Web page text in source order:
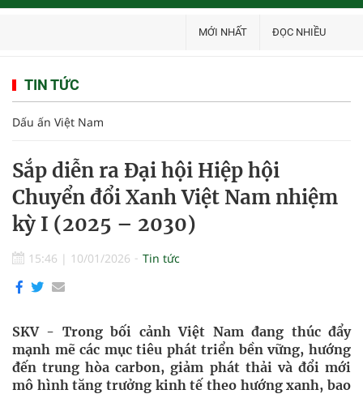
MỚI NHẤT ĐỌC NHIỀU
TIN TỨC
Dấu ấn Việt Nam
Sắp diễn ra Đại hội Hiệp hội
Chuyển đổi Xanh Việt Nam nhiệm
kỳ I (2025 – 2030)
15:46 | 10/01/2026 Tin tức
SKV - Trong bối cảnh Việt Nam đang thúc đẩy
mạnh mẽ các mục tiêu phát triển bền vững, hướng
đến trung hòa carbon, giảm phát thải và đổi mới
mô hình tăng trưởng kinh tế theo hướng xanh, bao